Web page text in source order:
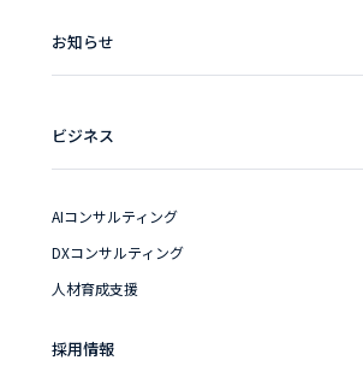
お知らせ
ビジネス
AIコンサルティング
DXコンサルティング
人材育成支援
採用情報